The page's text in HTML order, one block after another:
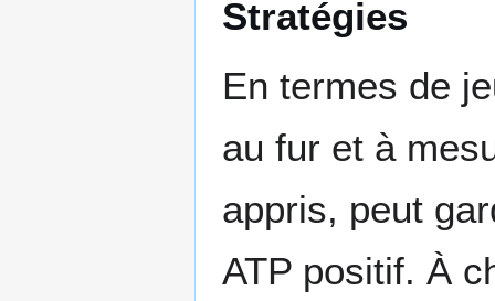
Stratégies
En termes de
au fur et à
appris, peut
ATP positif. À